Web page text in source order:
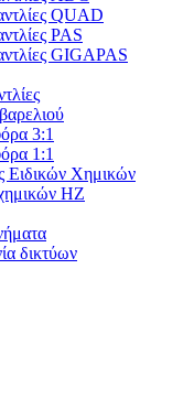
QUAD
PAS
GIGAPAS
3:1
1:1
Ειδικών Χημικών
χημικών ΗΖ
δικτύων